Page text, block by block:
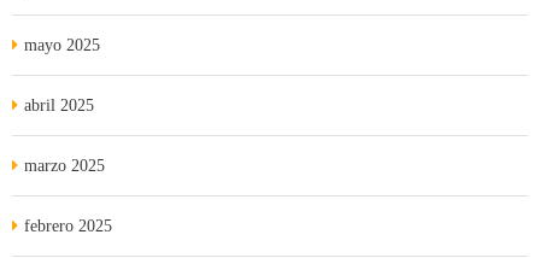
mayo 2025
abril 2025
marzo 2025
febrero 2025